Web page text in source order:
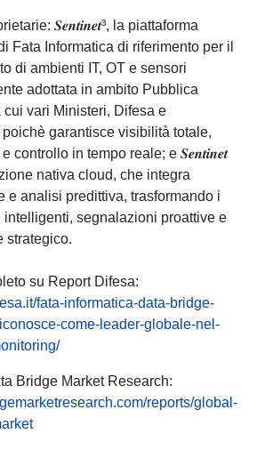
𝑺𝒆𝒏𝒕𝒊𝒏𝒆𝒕³, la piattaforma
Fata Informatica di riferimento per il
di ambienti IT, OT e sensori
adottata in ambito Pubblica
vari Ministeri, Difesa e
garantisce visibilità totale,
controllo in tempo reale; e 𝑺𝒆𝒏𝒕𝒊𝒏𝒆𝒕
nativa cloud, che integra
e analisi predittiva, trasformando i
segnalazioni proattive e
strategico.
su Report Difesa:
fata-informatica-data-bridge-
come-leader-globale-nel-
Bridge Market Research:
reports/global-